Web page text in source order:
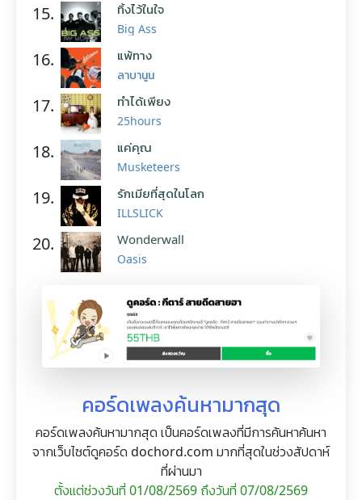
15. ทิ้งไว้ในใจ
Big Ass
16. แพ้ทาง
ลาบานูน
17. ทำได้เพียง
25hours
18. แค่คุณ
Musketeers
19. รักเมียที่สุดในโลก
ILLSLICK
20. Wonderwall
Oasis
คอร์ดเพลงค้นหามากสุด
คอร์ดเพลงค้นหามากสุด เป็นคอร์ดเพลงที่มีการค้นหาค้นหา
จากเว็บไซต์ดูคอร์ด dochord.com มากที่สุดในช่วงสัปดาห์
ที่ผ่านมา
ตั้งแต่ช่วงวันที่ 01/08/2569 ถึงวันที่ 07/08/2569